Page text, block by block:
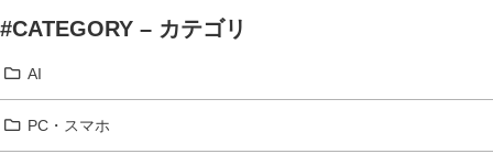
#CATEGORY – カテゴリ
AI
PC・スマホ